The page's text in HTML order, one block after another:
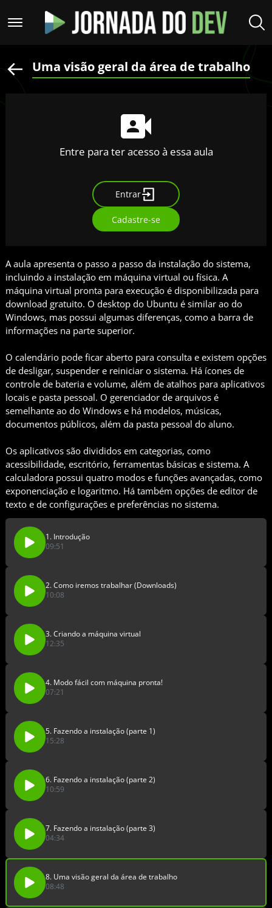
Uma visão geral da área de trabalho
Entre para ter acesso à essa aula
Entrar
Cadastre-se
A aula apresenta o passo a passo da instalação do sistema,
incluindo a instalação em máquina virtual ou física. A
máquina virtual pronta para execução é disponibilizada para
download gratuito. O desktop do Ubuntu é similar ao do
Windows, mas possui algumas diferenças, como a barra de
informações na parte superior.
O calendário pode ficar aberto para consulta e existem opções
de desligar, suspender e reiniciar o sistema. Há ícones de
controle de bateria e volume, além de atalhos para aplicativos
locais e pasta pessoal. O gerenciador de arquivos é
semelhante ao do Windows e há modelos, músicas,
documentos públicos, além da pasta pessoal do aluno.
Os aplicativos são divididos em categorias, como
acessibilidade, escritório, ferramentas básicas e sistema. A
calculadora possui quatro modos e funções avançadas, como
exponenciação e logaritmo. Há também opções de editor de
texto e de configurações e preferências no sistema.
1. Introdução
09:51
2. Como iremos trabalhar (Downloads)
10:08
3. Criando a máquina virtual
12:35
4. Modo fácil com máquina pronta!
07:21
5. Fazendo a instalação (parte 1)
15:28
6. Fazendo a instalação (parte 2)
10:59
7. Fazendo a instalação (parte 3)
04:34
8. Uma visão geral da área de trabalho
08:48